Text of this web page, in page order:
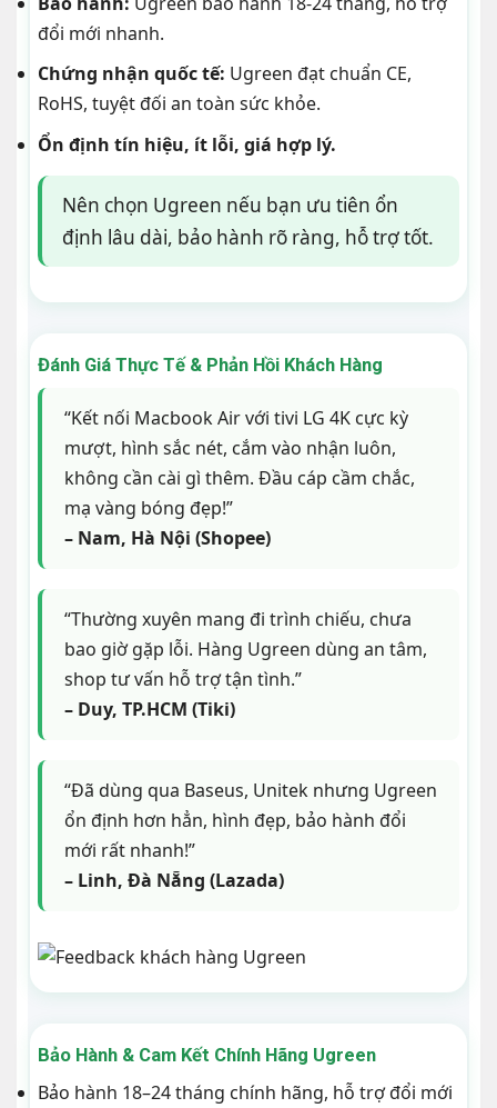
đổi mới nhanh.
Chứng nhận quốc tế: Ugreen đạt chuẩn CE,
RoHS, tuyệt đối an toàn sức khỏe.
Ổn định tín hiệu, ít lỗi, giá hợp lý.
Nên chọn Ugreen nếu bạn ưu tiên ổn
định lâu dài, bảo hành rõ ràng, hỗ trợ tốt.
Đánh Giá Thực Tế & Phản Hồi Khách Hàng
“Kết nối Macbook Air với tivi LG 4K cực kỳ
mượt, hình sắc nét, cắm vào nhận luôn,
không cần cài gì thêm. Đầu cáp cầm chắc,
mạ vàng bóng đẹp!”
– Nam, Hà Nội (Shopee)
“Thường xuyên mang đi trình chiếu, chưa
bao giờ gặp lỗi. Hàng Ugreen dùng an tâm,
shop tư vấn hỗ trợ tận tình.”
– Duy, TP.HCM (Tiki)
“Đã dùng qua Baseus, Unitek nhưng Ugreen
ổn định hơn hẳn, hình đẹp, bảo hành đổi
mới rất nhanh!”
– Linh, Đà Nẵng (Lazada)
Bảo Hành & Cam Kết Chính Hãng Ugreen
Bảo hành 18–24 tháng chính hãng, hỗ trợ đổi mới